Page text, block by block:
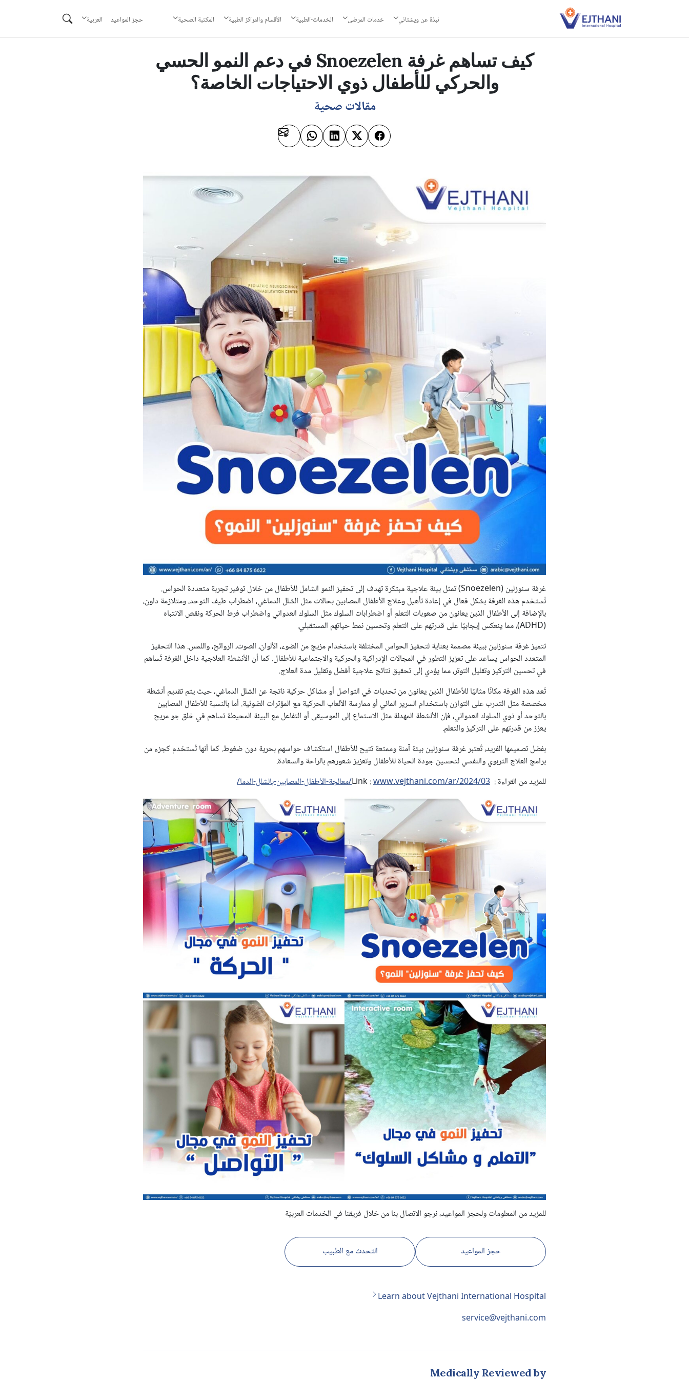
نبذة عن ويشتاني خدمات المرضى الخدمات-الطبية الأقسام والمراكز الطبية المكتبة الصحية حجز المواعيد العربية
كيف تساهم غرفة Snoezelen في دعم النمو الحسي
والحركي للأطفال ذوي الاحتياجات الخاصة؟
مقالات صحية
غرفة سنوزلين (Snoezelen) تمثل بيئة علاجية مبتكرة تهدف إلى تحفيز النمو الشامل للأطفال من خلال توفير تجربة متعددة الحواس.
تُستخدم هذه الغرفة بشكل فعال في إعادة تأهيل وعلاج الأطفال المصابين بحالات مثل الشلل الدماغي، اضطراب طيف التوحد، ومتلازمة داون،
بالإضافة إلى الأطفال الذين يعانون من صعوبات التعلم أو اضطرابات السلوك مثل السلوك العدواني واضطراب فرط الحركة ونقص الانتباه
(ADHD)، مما ينعكس إيجابيًا على قدرتهم على التعلم وتحسين نمط حياتهم المستقبلي.
تتميز غرفة سنوزلين ببيئة مصممة بعناية لتحفيز الحواس المختلفة باستخدام مزيج من الضوء، الألوان، الصوت، الروائح، واللمس. هذا التحفيز
المتعدد الحواس يساعد على تعزيز التطور في المجالات الإدراكية والحركية والاجتماعية للأطفال. كما أن الأنشطة العلاجية داخل الغرفة تُساهم
في تحسين التركيز وتقليل التوتر، مما يؤدي إلى تحقيق نتائج علاجية أفضل وتقليل مدة العلاج.
تُعد هذه الغرفة مكانًا مثاليًا للأطفال الذين يعانون من تحديات في التواصل أو مشاكل حركية ناتجة عن الشلل الدماغي، حيث يتم تقديم أنشطة
مخصصة مثل التدرب على التوازن باستخدام السرير المائي أو ممارسة الألعاب الحركية مع المؤثرات الضوئية. أما بالنسبة للأطفال المصابين
بالتوحد أو ذوي السلوك العدواني، فإن الأنشطة المهدئة مثل الاستماع إلى الموسيقى أو التفاعل مع البيئة المحيطة تساهم في خلق جو مريح
يعزز من قدرتهم على التركيز والتعلم.
بفضل تصميمها الفريد، تُعتبر غرفة سنوزلين بيئة آمنة وممتعة تتيح للأطفال استكشاف حواسهم بحرية دون ضغوط. كما أنها تُستخدم كجزء من
برامج العلاج التربوي والنفسي لتحسين جودة الحياة للأطفال وتعزيز شعورهم بالراحة والسعادة.
للمزيد من القراءة : Link : www.vejthani.com/ar/2024/03/معالجة-الأطفال-المصابين-بالشلل-الدما/
للمزيد من المعلومات ولحجز المواعيد، نرجو الاتصال بنا من خلال فريقنا في الخدمات العربيّة
حجز المواعيد التحدث مع الطبيب
Learn about Vejthani International Hospital
service@vejthani.com
Medically Reviewed by